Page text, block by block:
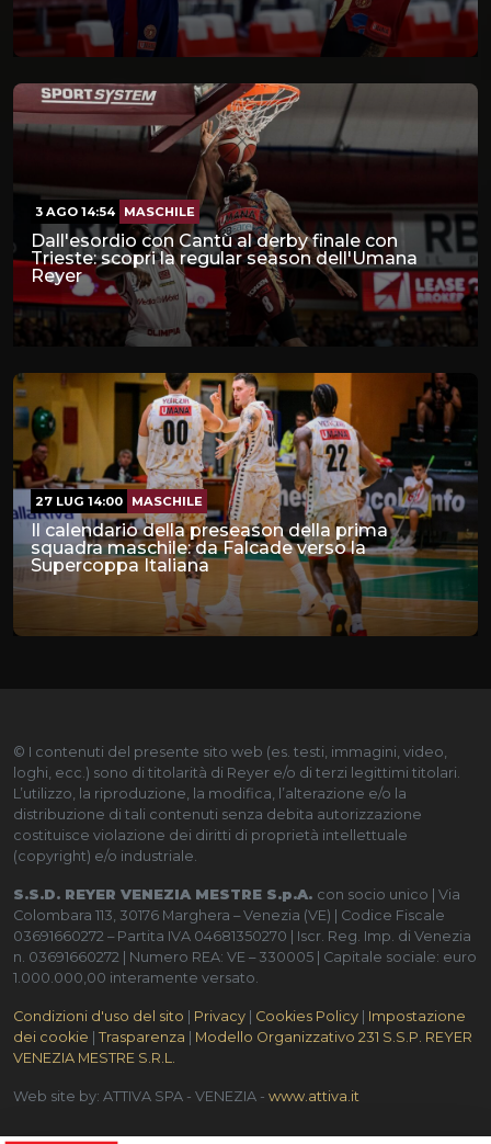
Dall'esordio con Cantù al derby finale con
Trieste: scopri la regular season dell'Umana
Reyer
3 AGO 14:54 MASCHILE
Il calendario della preseason della prima
squadra maschile: da Falcade verso la
Supercoppa Italiana
27 LUG 14:00 MASCHILE
© I contenuti del presente sito web (es. testi, immagini, video,
loghi, ecc.) sono di titolarità di Reyer e/o di terzi legittimi titolari.
L’utilizzo, la riproduzione, la modifica, l’alterazione e/o la
distribuzione di tali contenuti senza debita autorizzazione
costituisce violazione dei diritti di proprietà intellettuale
(copyright) e/o industriale.
S.S.D. REYER VENEZIA MESTRE S.p.A. con socio unico | Via
Colombara 113, 30176 Marghera – Venezia (VE) | Codice Fiscale
03691660272 – Partita IVA 04681350270 | Iscr. Reg. Imp. di Venezia
n. 03691660272 | Numero REA: VE – 330005 | Capitale sociale: euro
1.000.000,00 interamente versato.
Condizioni d'uso del sito Privacy Cookies Policy
Impostazione
dei cookie
Trasparenza
Modello Organizzativo 231 S.S.P. REYER
VENEZIA MESTRE S.R.L.
Web site by: ATTIVA SPA - VENEZIA - www.attiva.it